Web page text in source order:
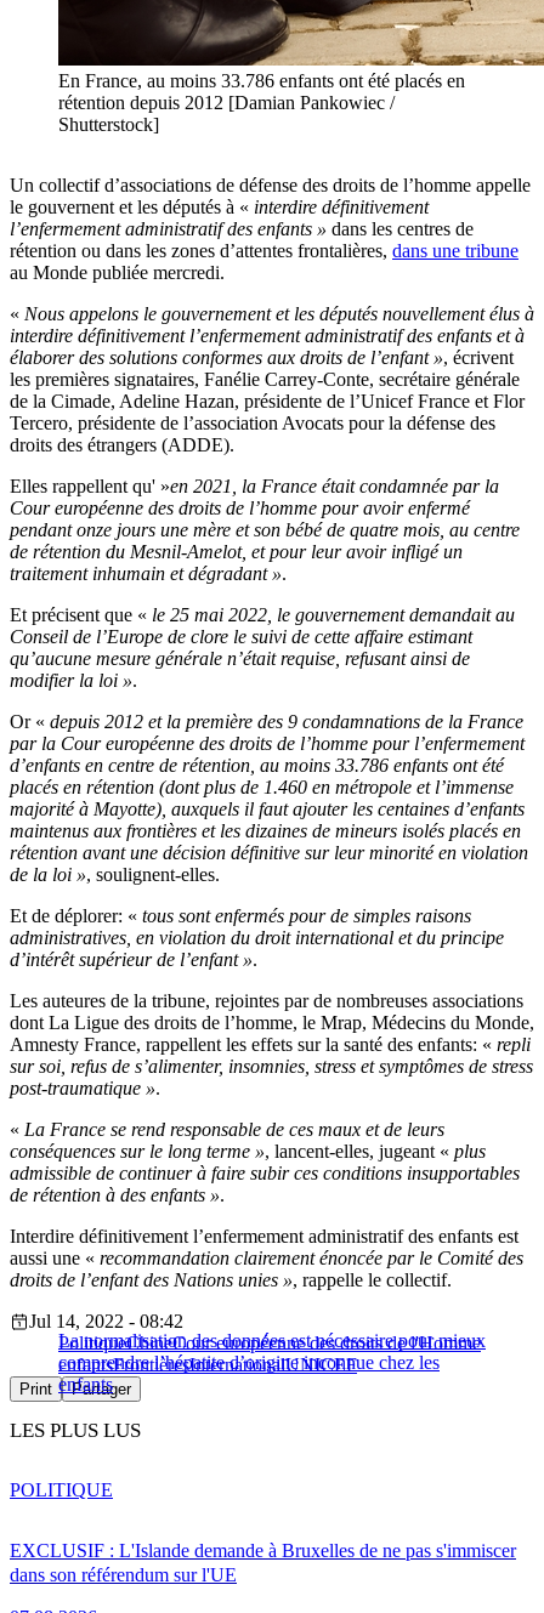
En France, au moins 33.786 enfants ont été placés en
rétention depuis 2012 [Damian Pankowiec /
Shutterstock]
Un collectif d’associations de défense des droits de l’homme appelle
le gouvernent et les députés à « interdire définitivement
l’enfermement administratif des enfants » dans les centres de
rétention ou dans les zones d’attentes frontalières, dans une tribune
au Monde publiée mercredi.
« Nous appelons le gouvernement et les députés nouvellement élus à
interdire définitivement l’enfermement administratif des enfants et à
élaborer des solutions conformes aux droits de l’enfant », écrivent
les premières signataires, Fanélie Carrey-Conte, secrétaire générale
de la Cimade, Adeline Hazan, présidente de l’Unicef France et Flor
Tercero, présidente de l’association Avocats pour la défense des
droits des étrangers (ADDE).
Elles rappellent qu' »en 2021, la France était condamnée par la
Cour européenne des droits de l’homme pour avoir enfermé
pendant onze jours une mère et son bébé de quatre mois, au centre
de rétention du Mesnil-Amelot, et pour leur avoir infligé un
traitement inhumain et dégradant ».
Et précisent que « le 25 mai 2022, le gouvernement demandait au
Conseil de l’Europe de clore le suivi de cette affaire estimant
qu’aucune mesure générale n’était requise, refusant ainsi de
modifier la loi ».
Or « depuis 2012 et la première des 9 condamnations de la France
par la Cour européenne des droits de l’homme pour l’enfermement
d’enfants en centre de rétention, au moins 33.786 enfants ont été
placés en rétention (dont plus de 1.460 en métropole et l’immense
majorité à Mayotte), auxquels il faut ajouter les centaines d’enfants
maintenus aux frontières et les dizaines de mineurs isolés placés en
rétention avant une décision définitive sur leur minorité en violation
de la loi », soulignent-elles.
Et de déplorer: « tous sont enfermés pour de simples raisons
administratives, en violation du droit international et du principe
d’intérêt supérieur de l’enfant ».
Les auteures de la tribune, rejointes par de nombreuses associations
dont La Ligue des droits de l’homme, le Mrap, Médecins du Monde,
Amnesty France, rappellent les effets sur la santé des enfants: « repli
sur soi, refus de s’alimenter, insomnies, stress et symptômes de stress
post-traumatique ».
« La France se rend responsable de ces maux et de leurs
conséquences sur le long terme », lancent-elles, jugeant « plus
admissible de continuer à faire subir ces conditions insupportables
de rétention à des enfants ».
Interdire définitivement l’enfermement administratif des enfants est
aussi une « recommandation clairement énoncée par le Comité des
droits de l’enfant des Nations unies », rappelle le collectif.
La normalisation des données est nécessaire pour mieux
comprendre l’hépatite d’origine inconnue chez les
enfants
Jul 14, 2022 - 08:42
PolitiqueChineCour européenne des droits de l'Homme
enfantsFrontièresInternationalUNICEF
Print Partager
LES PLUS LUS
EXCLUSIF : L'Islande demande à Bruxelles de ne pas s'immiscer
dans son référendum sur l'UE
POLITIQUE